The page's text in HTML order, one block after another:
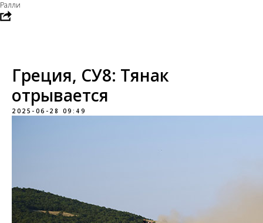
Ралли
Греция, СУ8: Тянак
отрывается
2025-06-28 09:49